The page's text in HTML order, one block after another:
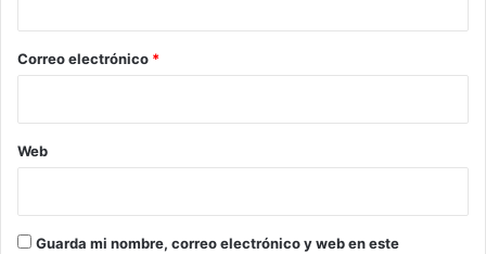
*
Correo electrónico *
Web
Guarda mi nombre, correo electrónico y web en este